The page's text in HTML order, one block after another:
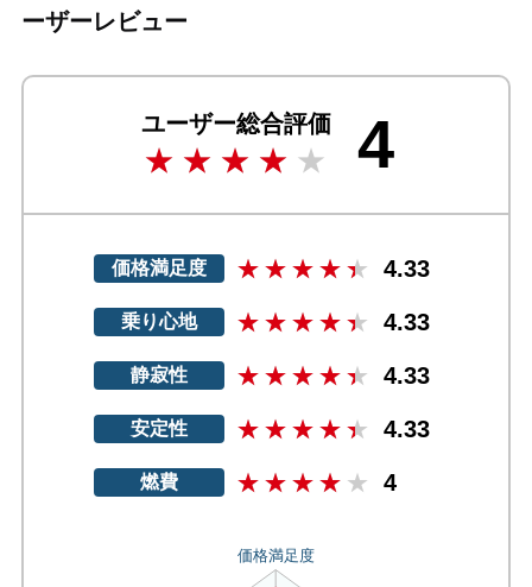
ーザーレビュー
ユーザー総合評価 4
価格満足度 4.33
乗り心地 4.33
静寂性 4.33
安定性 4.33
燃費 4